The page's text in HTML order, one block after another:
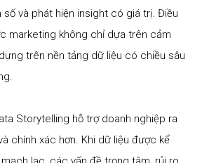
và phát hiện insight có giá trị. Điều
marketing không chỉ dựa trên cảm
trên nền tảng dữ liệu có chiều sâu
Storytelling hỗ trợ doanh nghiệp ra
chính xác hơn. Khi dữ liệu được kể